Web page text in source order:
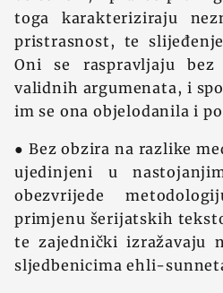
toga karakteriziraju
pristrasnost, te
Oni se raspravljaju
validnih argumenata, i
im se ona objelodanila i
● Bez obzira na razlike
ujedinjeni u
obezvrijede
primjenu šerijatskih
te zajednički izražavaju
sljedbenicima ehli-